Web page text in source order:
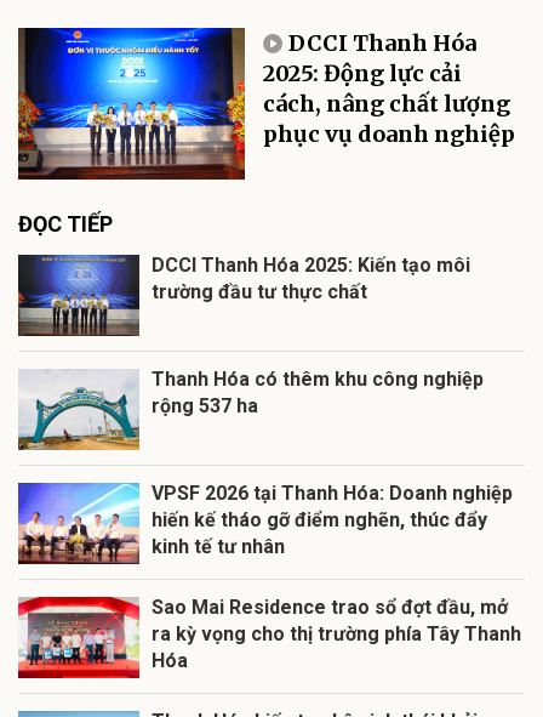
DCCI Thanh Hóa
2025: Động lực cải
cách, nâng chất lượng
phục vụ doanh nghiệp
ĐỌC TIẾP
DCCI Thanh Hóa 2025: Kiến tạo môi
trường đầu tư thực chất
Thanh Hóa có thêm khu công nghiệp
rộng 537 ha
VPSF 2026 tại Thanh Hóa: Doanh nghiệp
hiến kế tháo gỡ điểm nghẽn, thúc đẩy
kinh tế tư nhân
Sao Mai Residence trao sổ đợt đầu, mở
ra kỳ vọng cho thị trường phía Tây Thanh
Hóa